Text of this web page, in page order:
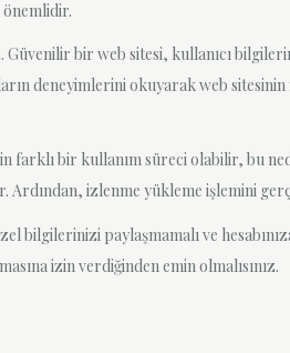
bir web sitesi, kullanıcı
deneyimlerini okuyarak web
farklı bir kullanım süreci olabilir, bu
Ardından, izlenme yükleme işlemini
bilgilerinizi paylaşmamalı ve
izin verdiğinden emin olmalısınız.